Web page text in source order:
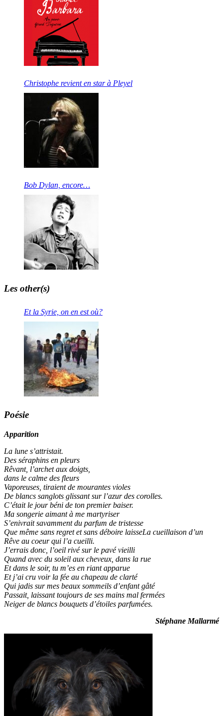
Christophe revient en star à Pleyel
Bob Dylan, encore…
Les other(s)
Et la Syrie, on en est où?
Poésie
Apparition
La lune s’attristait.
Des séraphins en pleurs
Rêvant, l’archet aux doigts,
dans le calme des fleurs
Vaporeuses, tiraient de mourantes violes
De blancs sanglots glissant sur l’azur des corolles.
C’était le jour béni de ton premier baiser.
Ma songerie aimant à me martyriser
S’enivrait savamment du parfum de tristesse
Que même sans regret et sans déboire laisseLa cueillaison d’un
Rêve au coeur qui l’a cueilli.
J’errais donc, l’oeil rivé sur le pavé vieilli
Quand avec du soleil aux cheveux, dans la rue
Et dans le soir, tu m’es en riant apparue
Et j’ai cru voir la fée au chapeau de clarté
Qui jadis sur mes beaux sommeils d’enfant gâté
Passait, laissant toujours de ses mains mal fermées
Neiger de blancs bouquets d’étoiles parfumées.
Stéphane Mallarmé